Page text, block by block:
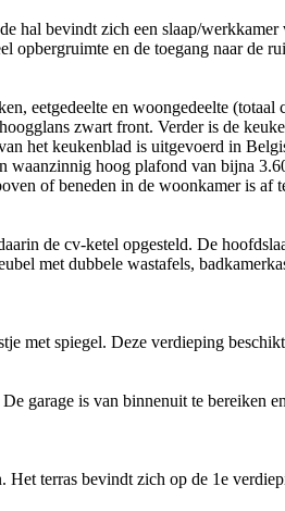
hal bevindt zich een slaap/
opbergruimte en de toegang naar de
eetgedeelte en woongedeelte
zwart front. Verder is de
het keukenblad is uitgevoerd in
waanzinnig hoog plafond van bijna
of beneden in de woonkamer is af
de cv-ketel opgesteld. De
met dubbele wastafels,
met spiegel. Deze verdieping
garage is van binnenuit te bereiken
terras bevindt zich op de 1e